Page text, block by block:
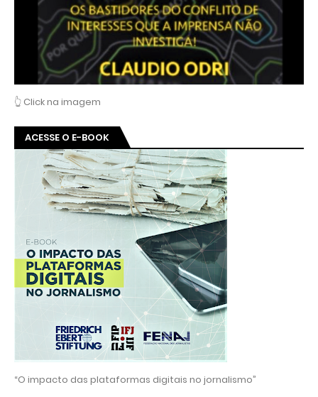
👆 Click na imagem
ACESSE O E-BOOK
“O impacto das plataformas digitais no jornalismo”